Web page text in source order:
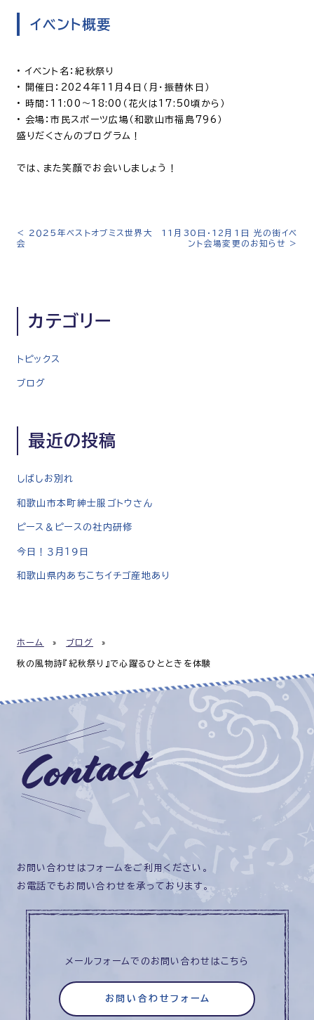
イベント概要
• イベント名 ：紀秋祭り
•
開催日 ：2024年11月4日（月・振替休日）
•
時間 ：11:00～18:00（花火は17:50頃から）
•
会場 ：市民スポーツ広場（和歌山市福島796）
盛りだくさんのプログラム！
では、また笑顔でお会いしましょう！
投
ー
ョ
ン
<
２０２５年ベストオブミス世界大
会
11月30日・12月1日 光の街イベ
ント会場変更のお知らせ
>
カテゴリー
トピックス
ブログ
最近の投稿
しばしお別れ
和歌山市本町紳士服ゴトウさん
ピース＆ピースの社内研修
今日！３月１９日
和歌山県内あちこちイチゴ産地あり
ホーム » ブログ »
秋の風物詩『紀秋祭り』で心躍るひとときを体験
お問い合わせはフォームをご利用ください。
お電話でもお問い合わせを承っております。
メールフォームでのお問い合わせはこちら
お問い合わせフォーム